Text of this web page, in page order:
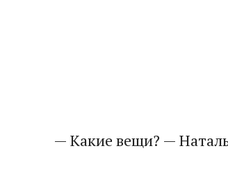
— Какие вещи? —